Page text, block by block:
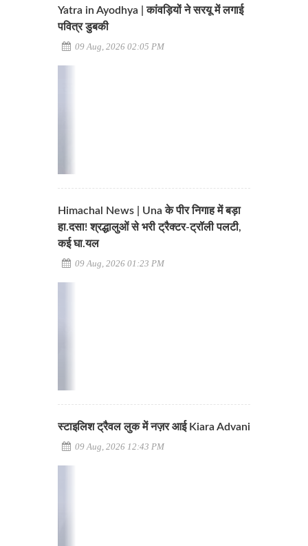
Yatra in Ayodhya | कांवड़ियों ने सरयू में लगाई
पवित्र डुबकी
09 Aug, 2026 02:05 PM
Himachal News | Una के पीर निगाह में बड़ा
हा.दसा! श्रद्धालुओं से भरी ट्रैक्टर-ट्रॉली पलटी,
कई घा.यल
09 Aug, 2026 01:23 PM
स्टाइलिश ट्रैवल लुक में नज़र आई Kiara Advani
09 Aug, 2026 12:43 PM